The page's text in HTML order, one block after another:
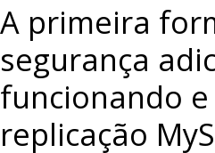
A primeira
segurança
funcionando
replicação